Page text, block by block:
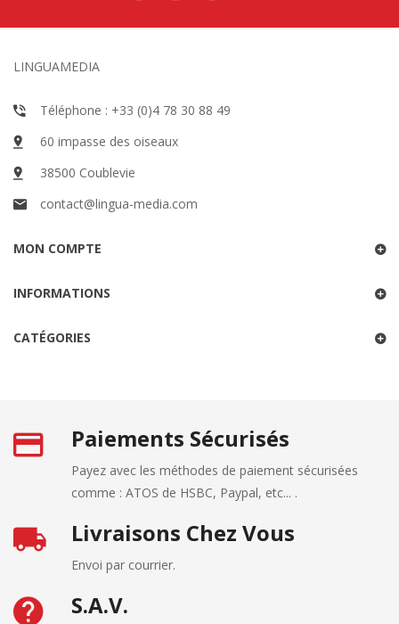
LINGUAMEDIA
Téléphone : +33 (0)4 78 30 88 49
60 impasse des oiseaux
38500 Coublevie
contact@lingua-media.com
MON COMPTE
INFORMATIONS
CATÉGORIES
Paiements Sécurisés
Payez avec les méthodes de paiement sécurisées
comme : ATOS de HSBC, Paypal, etc... .
Livraisons Chez Vous
Envoi par courrier.
S.A.V.